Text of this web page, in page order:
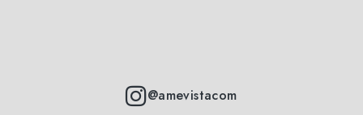
@amevistacom